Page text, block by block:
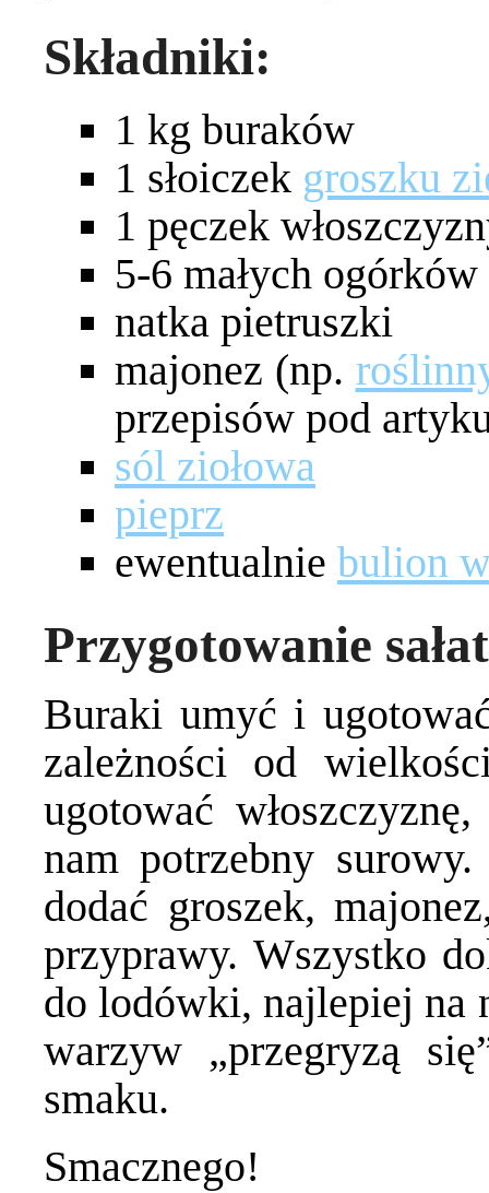
Składniki:
1 kg buraków
1 słoiczek groszku
1 pęczek
5-6 małych
natka pietruszki
majonez (np.
przepisów pod
sól ziołowa
pieprz
ewentualnie bulion
Przygotowanie
Buraki umyć i
zależności od
ugotować
nam potrzebny
dodać groszek,
przyprawy. Wszystko
do lodówki, najlepiej na
warzyw „przegryzą
smaku.
Smacznego!